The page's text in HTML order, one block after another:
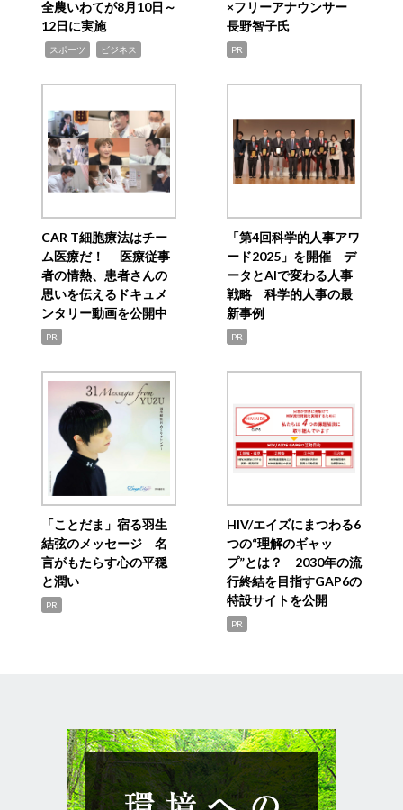
全農いわてが8月10日～
12日に実施
スポーツ ビジネス
×フリーアナウンサー
長野智子氏
PR
CAR T細胞療法はチー
ム医療だ！ 医療従事
者の情熱、患者さんの
思いを伝えるドキュメ
ンタリー動画を公開中
PR
「第4回科学的人事アワ
ード2025」を開催 デ
ータとAIで変わる人事
戦略 科学的人事の最
新事例
PR
「ことだま」宿る羽生
結弦のメッセージ 名
言がもたらす心の平穏
と潤い
PR
HIV/エイズにまつわる6
つの“理解のギャッ
プ”とは？ 2030年の流
行終結を目指すGAP6の
特設サイトを公開
PR